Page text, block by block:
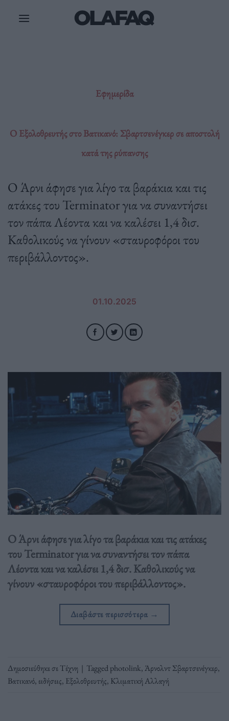
Εφημερίδα
Ο Εξολοθρευτής στο Βατικανό: Σβαρτσενέγκερ σε αποστολή
κατά της ρύπανσης
Ο Άρνι άφησε για λίγο τα βαράκια και τις
ατάκες του Terminator για να συναντήσει
τον πάπα Λέοντα και να καλέσει 1,4 δισ.
Καθολικούς να γίνουν «σταυροφόροι του
περιβάλλοντος».
01.10.2025
Ο Άρνι άφησε για λίγο τα βαράκια και τις ατάκες
του Terminator για να συναντήσει τον πάπα
Λέοντα και να καλέσει 1,4 δισ. Καθολικούς να
γίνουν «σταυροφόροι του περιβάλλοντος».
Διαβάστε περισσότερα →
Δημοσιεύθηκε σεΤέχνη | Taggedphotolink,Άρνολντ Σβαρτσενέγκερ,
Βατικανό, ειδήσεις, Εξολοθρευτής, Κλιματική Αλλαγή